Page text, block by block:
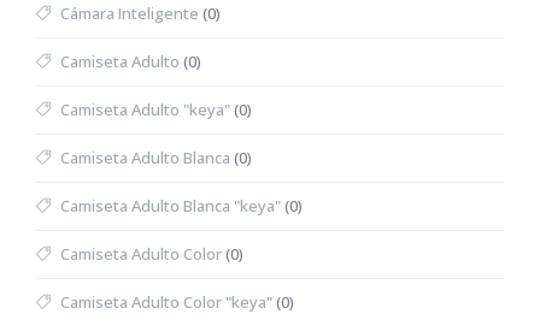
Cámara Inteligente (0)
Camiseta Adulto (0)
Camiseta Adulto "keya"(0)
Camiseta Adulto Blanca (0)
Camiseta Adulto Blanca "keya"(0)
Camiseta Adulto Color(0)
Camiseta Adulto Color "keya"(0)